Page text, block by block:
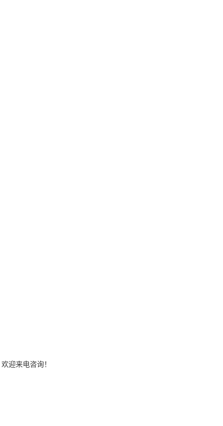
迎来电咨询！